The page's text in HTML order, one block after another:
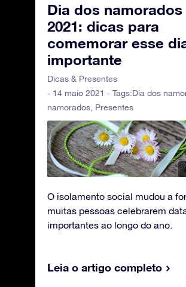
Dia dos namorados
2021: dicas para
comemorar esse
importante
Dicas & Presentes
- 14 maio 2021 - Tags:Dia dos
namorados Presentes
O isolamento social mudou a
muitas pessoas celebrarem
importantes ao longo do ano.
Leia o artigo completo